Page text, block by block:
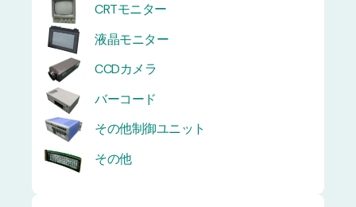
CRTモニター
液晶モニター
CCDカメラ
バーコード
その他制御ユニット
その他